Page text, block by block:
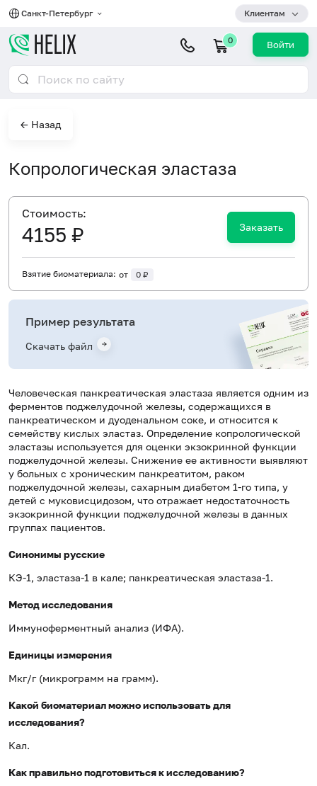
Санкт-Петербург Клиентам
0 Войти
← Назад
Копрологическая эластаза
Человеческая панкреатическая эластаза является одним из
ферментов поджелудочной железы, содержащихся в
панкреатическом и дуоденальном соке, и относится к
семейству кислых эластаз. Определение копрологической
эластазы используется для оценки экзокринной функции
поджелудочной железы. Снижение ее активности выявляют
у больных с хроническим панкреатитом, раком
поджелудочной железы, сахарным диабетом 1-го типа, у
детей с муковисцидозом, что отражает недостаточность
экзокринной функции поджелудочной железы в данных
группах пациентов.
Синонимы русские
КЭ-1, эластаза-1 в кале; панкреатическая эластаза-1.
Метод исследования
Иммуноферментный анализ (ИФА).
Единицы измерения
Мкг/г (микрограмм на грамм).
Какой биоматериал можно использовать для
исследования?
Кал.
Как правильно подготовиться к исследованию?
Cтоимость:
4155 ₽ Заказать
Взятие биоматериала: от 0 ₽
Пример результата
Скачать файл